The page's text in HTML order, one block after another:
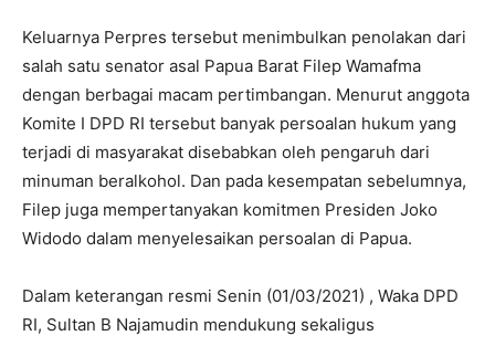
Keluarnya Perpres tersebut menimbulkan penolakan dari
salah satu senator asal Papua Barat Filep Wamafma
dengan berbagai macam pertimbangan. Menurut anggota
Komite I DPD RI tersebut banyak persoalan hukum yang
terjadi di masyarakat disebabkan oleh pengaruh dari
minuman beralkohol. Dan pada kesempatan sebelumnya,
Filep juga mempertanyakan komitmen Presiden Joko
Widodo dalam menyelesaikan persoalan di Papua.
Dalam keterangan resmi Senin (01/03/2021) , Waka DPD
RI, Sultan B Najamudin mendukung sekaligus